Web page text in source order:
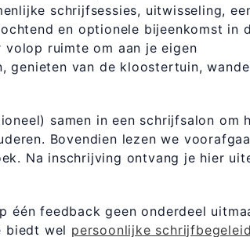
schrijfsessies, uitwisseling,
en optionele bijeenkomst in
ruimte om aan je eigen
genieten van de kloostertuin,
samen in een schrijfsalon om
Bovendien lezen we
Na inschrijving ontvang je hier
één feedback geen onderdeel
biedt wel persoonlijke